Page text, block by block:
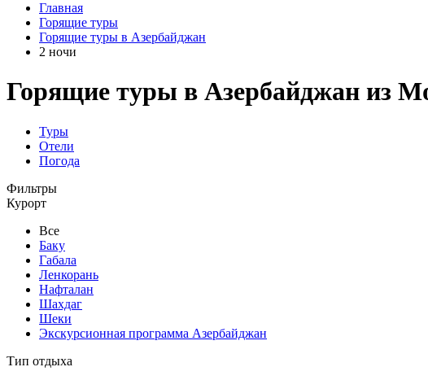
Главная
Горящие туры
Горящие туры в Азербайджан
2 ночи
Горящие туры в Азербайджан из
Туры
Отели
Погода
Фильтры
Курорт
Все
Баку
Габала
Ленкорань
Нафталан
Шахдаг
Шеки
Экскурсионная программа Азербайджан
Тип отдыха